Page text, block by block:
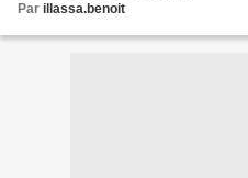
Par illassa.benoit